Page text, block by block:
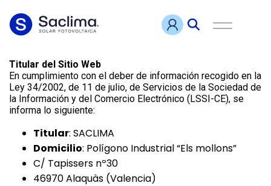
Titular del Sitio Web
En cumplimiento con el deber de información recogido en la
Ley 34/2002, de 11 de julio, de Servicios de la Sociedad de
la Información y del Comercio Electrónico (LSSI-CE), se
informa lo siguiente:
Titular: SACLIMA
Domicilio: Polígono Industrial “Els mollons”
C/ Tapissers nº30
46970 Alaquàs (Valencia)